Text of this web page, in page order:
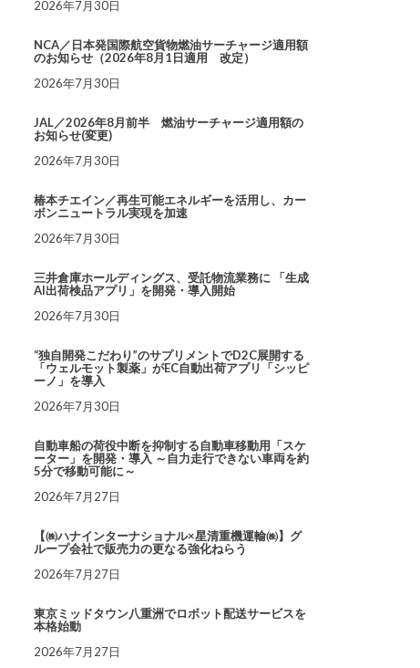
2026年7月30日
NCA／日本発国際航空貨物燃油サーチャージ適用額
のお知らせ（2026年8月1日適用 改定）
2026年7月30日
JAL／2026年8月前半 燃油サーチャージ適用額の
お知らせ(変更)
2026年7月30日
椿本チエイン／再生可能エネルギーを活用し、カー
ボンニュートラル実現を加速
2026年7月30日
三井倉庫ホールディングス、受託物流業務に 「生成
AI出荷検品アプリ」を開発・導入開始
2026年7月30日
“独自開発こだわり”のサプリメントでD2C展開する
「ウェルモット製薬」がEC自動出荷アプリ「シッピ
ーノ」を導入
2026年7月30日
自動車船の荷役中断を抑制する自動車移動用「スケ
ーター」を開発・導入 ～自力走行できない車両を約
5分で移動可能に～
2026年7月27日
【㈱ハナインターナショナル×星清重機運輸㈱】グ
ループ会社で販売力の更なる強化ねらう
2026年7月27日
東京ミッドタウン八重洲でロボット配送サービスを
本格始動
2026年7月27日